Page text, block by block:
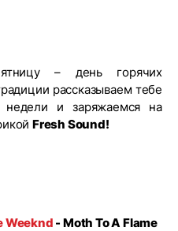
– день горячих
рассказываем тебе
недели и заряжаемся на
Fresh Sound!
Weeknd - Moth To A Flame